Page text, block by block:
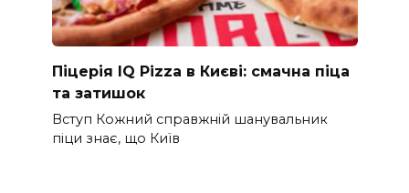
Піцерія IQ Pizza в Києві: смачна піца
та затишок
Вступ Кожний справжній шанувальник
піци знає, що Київ